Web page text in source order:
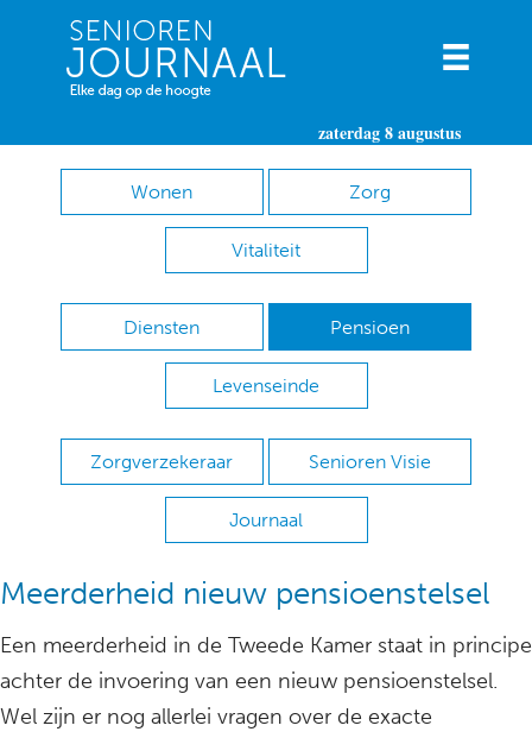
zaterdag 8 augustus
Wonen Zorg
Vitaliteit
Diensten Pensioen
Levenseinde
Zorgverzekeraar Senioren Visie
Journaal
Meerderheid nieuw pensioenstelsel
Een meerderheid in de Tweede Kamer staat in principe
achter de invoering van een nieuw pensioenstelsel.
Wel zijn er nog allerlei vragen over de exacte